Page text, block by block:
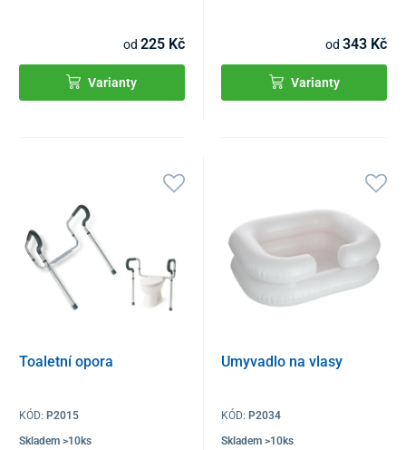
od 225 Kč
Varianty
od 343 Kč
Varianty
Toaletní opora
KÓD: P2015
Skladem >10ks
Umyvadlo na vlasy
KÓD: P2034
Skladem >10ks